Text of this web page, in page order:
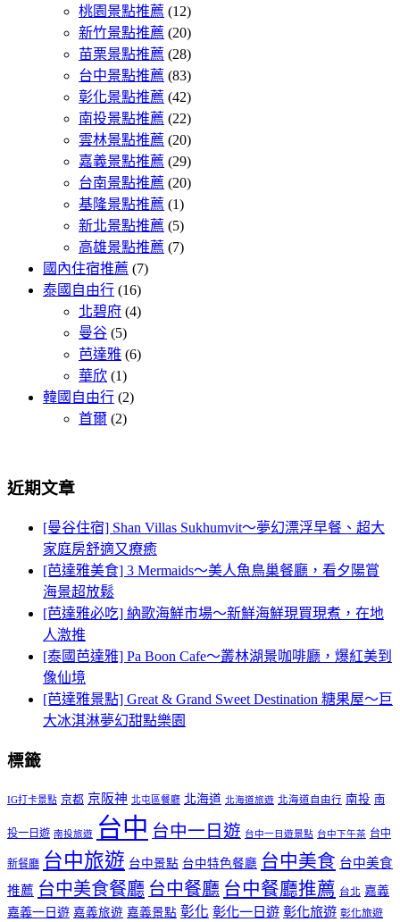
桃園景點推薦 (12)
新竹景點推薦 (20)
苗栗景點推薦 (28)
台中景點推薦 (83)
彰化景點推薦 (42)
南投景點推薦 (22)
雲林景點推薦 (20)
嘉義景點推薦 (29)
台南景點推薦 (20)
基隆景點推薦 (1)
新北景點推薦 (5)
高雄景點推薦 (7)
國內住宿推薦 (7)
泰國自由行 (16)
北碧府 (4)
曼谷 (5)
芭達雅 (6)
華欣 (1)
韓國自由行 (2)
首爾 (2)
近期文章
[曼谷住宿] Shan Villas Sukhumvit～夢幻漂浮早餐、超大
家庭房舒適又療癒
[芭達雅美食] 3 Mermaids～美人魚鳥巢餐廳，看夕陽賞
海景超放鬆
[芭達雅必吃] 納歌海鮮市場～新鮮海鮮現買現煮，在地
人激推
[泰國芭達雅] Pa Boon Cafe～叢林湖景咖啡廳，爆紅美到
像仙境
[芭達雅景點] Great & Grand Sweet Destination 糖果屋～巨
大冰淇淋夢幻甜點樂園
標籤
IG打卡景點 京都 京阪神 北屯區餐廳 北海道 北海道旅遊 北海道自由行 南投 南
投一日遊 南投旅遊 台中 台中一日遊 台中一日遊景點 台中下午茶 台中
新餐廳 台中旅遊 台中景點 台中特色餐廳 台中美食 台中美食
推薦 台中美食餐廳 台中餐廳 台中餐廳推薦 台北 嘉義
嘉義一日遊 嘉義旅遊 嘉義景點 彰化 彰化一日遊 彰化旅遊 彰化旅遊